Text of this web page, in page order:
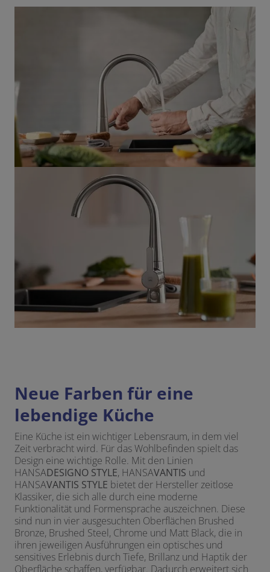
Neue Farben für eine
lebendige Küche
Eine Küche ist ein wichtiger Lebensraum, in dem viel
Zeit verbracht wird. Für das Wohlbefinden spielt das
Design eine wichtige Rolle. Mit den Linien
HANSADESIGNO STYLE, HANSAVANTIS und
HANSAVANTIS STYLE bietet der Hersteller zeitlose
Klassiker, die sich alle durch eine moderne
Funktionalität und Formensprache auszeichnen. Diese
sind nun in vier ausgesuchten Oberflächen Brushed
Bronze, Brushed Steel, Chrome und Matt Black, die in
ihren jeweiligen Ausführungen ein optisches und
sensitives Erlebnis durch Tiefe, Brillanz und Haptik der
Oberfläche schaffen, verfügbar. Dadurch erweitert sich